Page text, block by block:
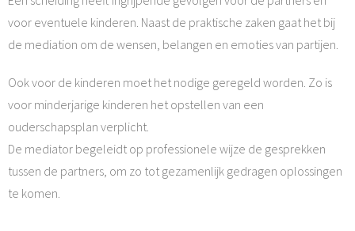
voor eventuele kinderen. Naast de praktische zaken gaat het bij
de mediation om de wensen, belangen en emoties van partijen.
Ook voor de kinderen moet het nodige geregeld worden. Zo is
voor minderjarige kinderen het opstellen van een
ouderschapsplan verplicht.
De mediator begeleidt op professionele wijze de gesprekken
tussen de partners, om zo tot gezamenlijk gedragen oplossingen
te komen.